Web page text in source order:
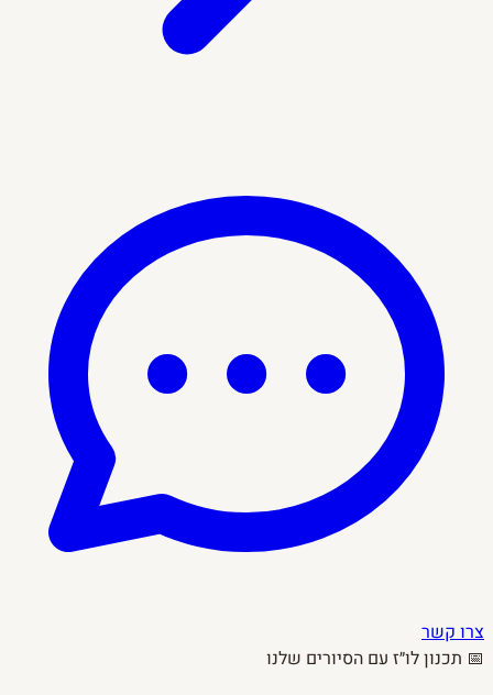
צרו קשר
📅 תכנון לו״ז עם הסיורים שלנו